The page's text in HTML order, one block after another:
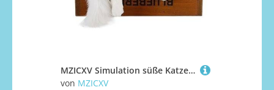
MZICXV Simulation süße Katze Fenster Anhänger Wohnzimmer Home Dekoration Plüsch Spielzeug Geschenk(C(Pronounce))
von MZICXV